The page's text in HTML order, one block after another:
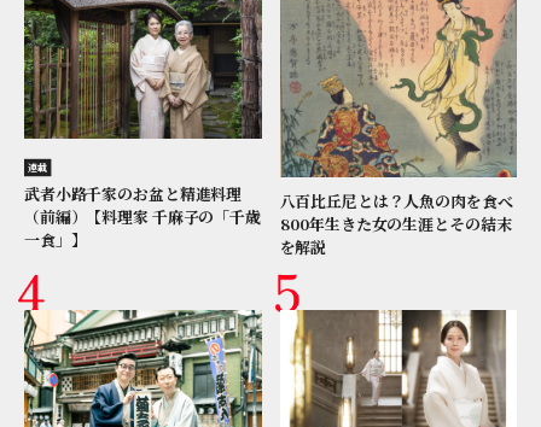
連載
武者小路千家のお盆と精進料理
（前編）【料理家 千麻子の「千歳
一食」】
八百比丘尼とは？人魚の肉を食べ
800年生きた女の生涯とその結末
を解説